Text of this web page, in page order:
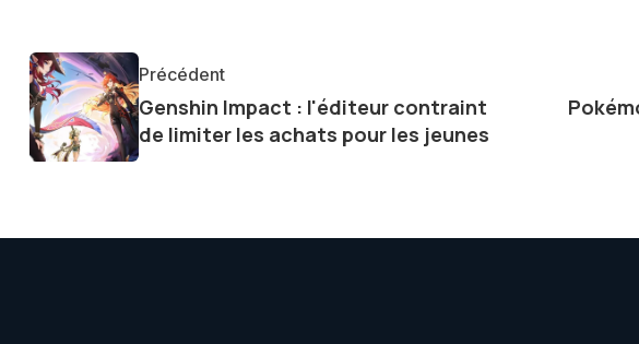
communauté en ligne. Mon engagement
de la technologie me permet de présenter aux
le futur numérique nous réserve.
Précédent
Genshin Impact : l'éditeur contraint
de limiter les achats pour les jeunes